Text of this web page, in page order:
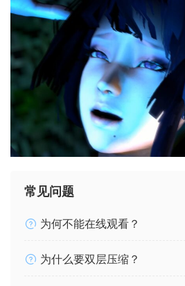
常见问题
为何不能在线观看？
为什么要双层压缩？